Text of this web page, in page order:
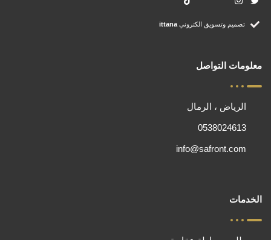
تصميم وتسويق الكتروني ittana
معلومات التواصل
الرياض ، الرمال
0538024613
info@safront.com
الخدمات